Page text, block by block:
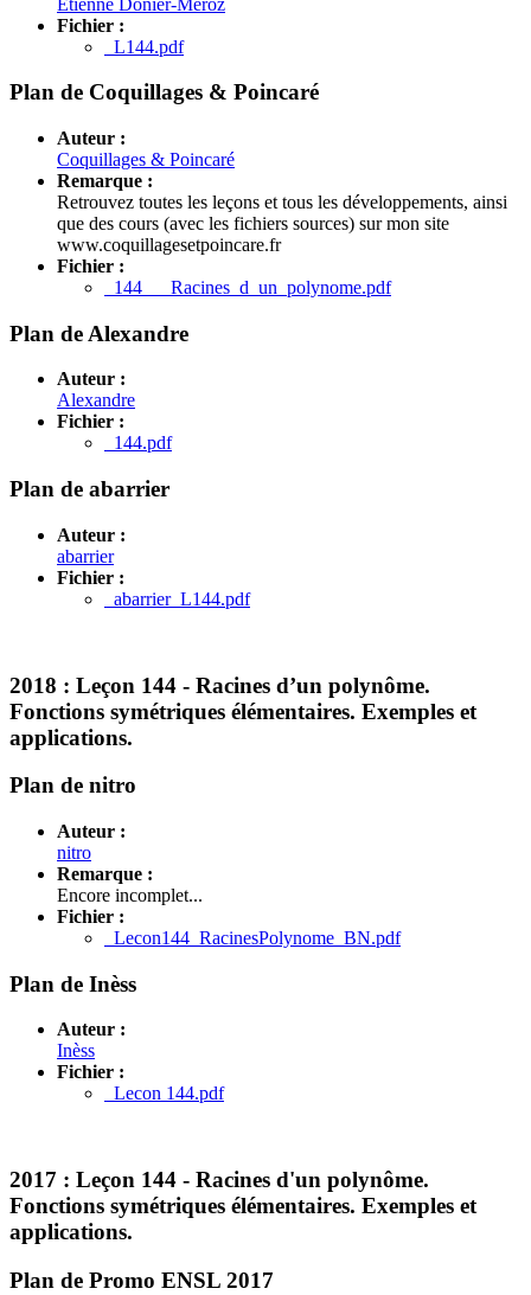
Fichier :
L144.pdf
Plan de Coquillages & Poincaré
Auteur :
Coquillages & Poincaré
Remarque :
Retrouvez toutes les leçons et tous les développements, ainsi
que des cours (avec les fichiers sources) sur mon site
www.coquillagesetpoincare.fr
Fichier :
144___Racines_d_un_polynome.pdf
Plan de Alexandre
Auteur :
Alexandre
Fichier :
144.pdf
Plan de abarrier
Auteur :
abarrier
Fichier :
abarrier_L144.pdf
2018 : Leçon 144 - Racines d’un polynôme.
Fonctions symétriques élémentaires. Exemples et
applications.
Plan de nitro
Auteur :
nitro
Remarque :
Encore incomplet...
Fichier :
Lecon144_RacinesPolynome_BN.pdf
Plan de Inèss
Auteur :
Inèss
Fichier :
Lecon 144.pdf
2017 : Leçon 144 - Racines d'un polynôme.
Fonctions symétriques élémentaires. Exemples et
applications.
Plan de Promo ENSL 2017